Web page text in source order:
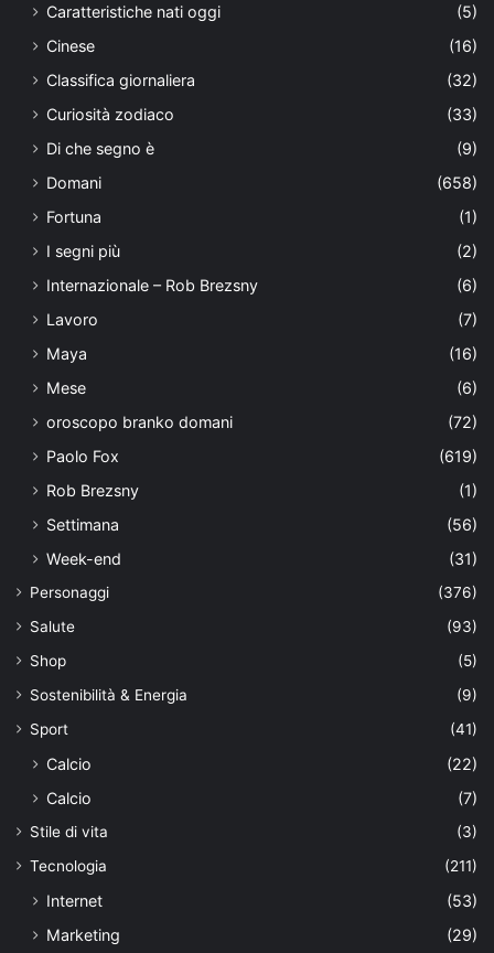
Caratteristiche nati oggi
(5)
Cinese
(16)
Classifica giornaliera
(32)
Curiosità zodiaco
(33)
Di che segno è
(9)
Domani
(658)
Fortuna
(1)
I segni più
(2)
Internazionale – Rob Brezsny
(6)
Lavoro
(7)
Maya
(16)
Mese
(6)
oroscopo branko domani
(72)
Paolo Fox
(619)
Rob Brezsny
(1)
Settimana
(56)
Week-end
(31)
Personaggi
(376)
Salute
(93)
Shop
(5)
Sostenibilità & Energia
(9)
Sport
(41)
Calcio
(22)
Calcio
(7)
Stile di vita
(3)
Tecnologia
(211)
Internet
(53)
Marketing
(29)